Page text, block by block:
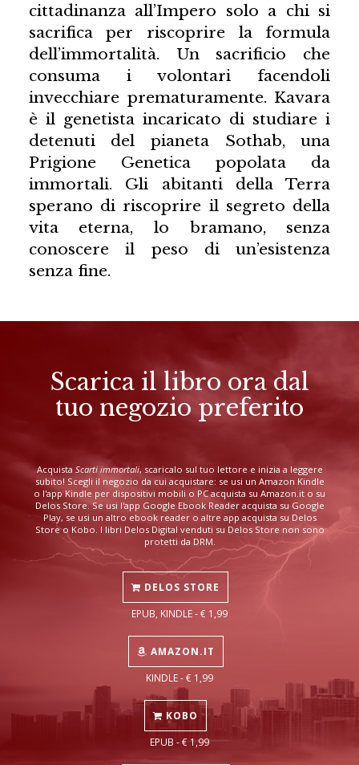
cittadinanza all’Impero solo a chi si
sacrifica per riscoprire la formula
dell’immortalità. Un sacrificio che
consuma i volontari facendoli
invecchiare prematuramente. Kavara
è il genetista incaricato di studiare i
detenuti del pianeta Sothab, una
Prigione Genetica popolata da
immortali. Gli abitanti della Terra
sperano di riscoprire il segreto della
vita eterna, lo bramano, senza
conoscere il peso di un’esistenza
senza fine.
Scarica il libro ora dal
tuo negozio preferito
Acquista Scarti immortali, scaricalo sul tuo lettore e inizia a leggere
subito! Scegli il negozio da cui acquistare: se usi un Amazon Kindle
o l'app Kindle per dispositivi mobili o PC acquista su Amazon.it o su
Delos Store. Se usi l'app Google Ebook Reader acquista su Google
Play, se usi un altro ebook reader o altre app acquista su Delos
Store o Kobo. I libri Delos Digital venduti su Delos Store non sono
protetti da DRM.
DELOS STORE
EPUB, KINDLE - € 1,99
AMAZON.IT
KINDLE - € 1,99
KOBO
EPUB - € 1,99